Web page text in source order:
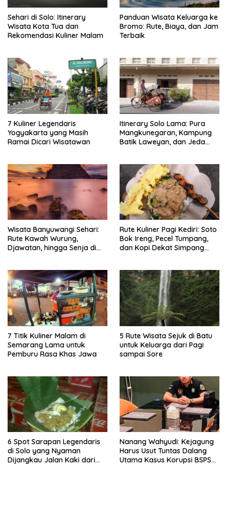
Sehari di Solo: Itinerary
Wisata Kota Tua dan
Rekomendasi Kuliner Malam
Panduan Wisata Keluarga ke
Bromo: Rute, Biaya, dan Jam
Terbaik
7 Kuliner Legendaris
Yogyakarta yang Masih
Ramai Dicari Wisatawan
Itinerary Solo Lama: Pura
Mangkunegaran, Kampung
Batik Laweyan, dan Jeda
Wisata Banyuwangi Sehari:
Rute Kawah Wurung,
Djawatan, hingga Senja di
Rute Kuliner Pagi Kediri: Soto
Bok Ireng, Pecel Tumpang,
dan Kopi Dekat Simpang
7 Titik Kuliner Malam di
Semarang Lama untuk
Pemburu Rasa Khas Jawa
5 Rute Wisata Sejuk di Batu
untuk Keluarga dari Pagi
sampai Sore
6 Spot Sarapan Legendaris
di Solo yang Nyaman
Dijangkau Jalan Kaki dari
Nanang Wahyudi: Kejagung
Harus Usut Tuntas Dalang
Utama Kasus Korupsi BSPS